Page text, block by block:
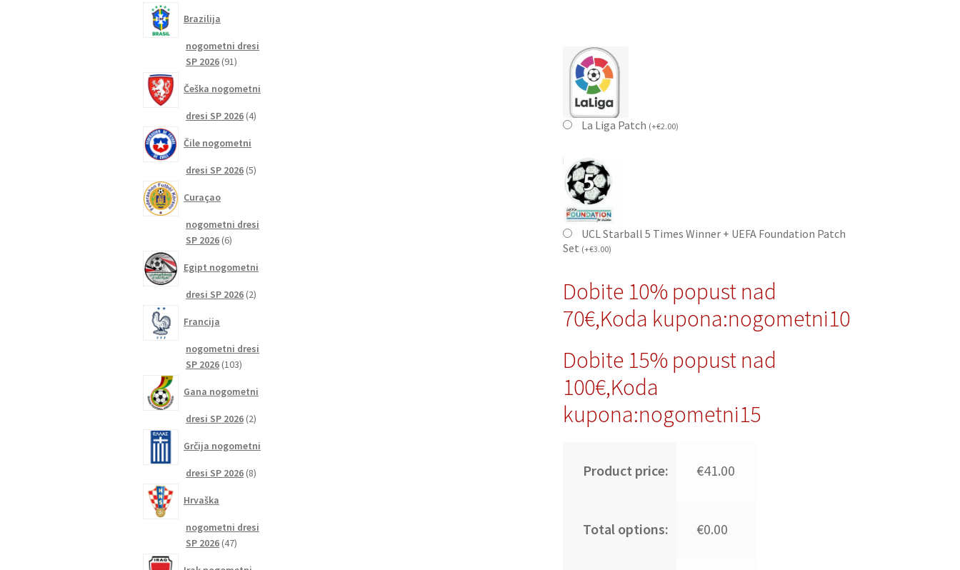
La Liga Patch (+€2.00)
UCL Starball 5 Times Winner + UEFA Foundation Patch
Set (+€3.00)
Dobite 10% popust nad
70€,Koda kupona:nogometni10
Dobite 15% popust nad
100€,Koda
kupona:nogometni15
Product price: €41.00
Total options: €0.00
Brazilija
nogometni dresi
SP 2026 9191
Češka nogometni
dresi SP 2026 44
Čile nogometni
dresi SP 2026 55
Curaçao
nogometni dresi
SP 2026 66
Egipt nogometni
dresi SP 2026 22
Francija
nogometni dresi
SP 2026 103103
Gana nogometni
dresi SP 2026 22
Grčija nogometni
dresi SP 2026 88
Hrvaška
nogometni dresi
SP 2026 4747